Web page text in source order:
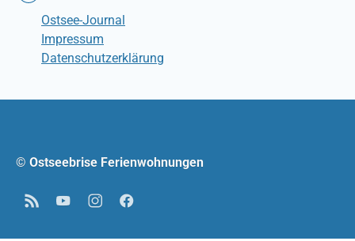
Ostsee-Journal
Impressum
Datenschutzerklärung
© Ostseebrise Ferienwohnungen
RSS YouTubeInstagramFacebook